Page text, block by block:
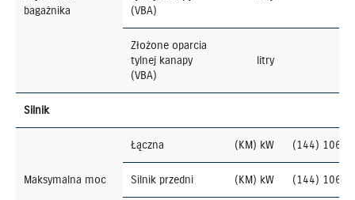
bagażnika
(VBA)
Złożone oparcia
tylnej kanapy
(VBA)
litry
Silnik
Maksymalna moc
Łączna (KM) kW (144) 106
Silnik przedni (KM) kW (144) 106